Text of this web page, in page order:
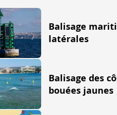
se souvenir de l'éclairage de
bien séparées l'une de
bandes rouges et noires
noires superposées
2 éclats blancs groupés
Balisage
latérales
Balisage des
bouées jaunes